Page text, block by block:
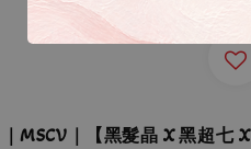
｜MSCV｜【黑髮晶 X 黑超七 X